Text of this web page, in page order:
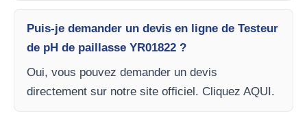
Puis-je demander un devis en ligne de Testeur
de pH de paillasse YR01822 ?
Oui, vous pouvez demander un devis
directement sur notre site officiel. Cliquez AQUI.